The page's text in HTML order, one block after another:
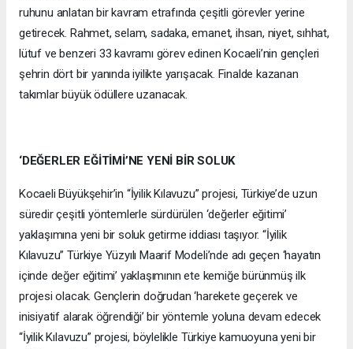
ruhunu anlatan bir kavram etrafında çeşitli görevler yerine
getirecek. Rahmet, selam, sadaka, emanet, ihsan, niyet, sıhhat,
lütuf ve benzeri 33 kavramı görev edinen Kocaeli’nin gençleri
şehrin dört bir yanında iyilikte yarışacak. Finalde kazanan
takımlar büyük ödüllere uzanacak.
‘DEĞERLER EĞİTİMİ’NE YENİ BİR SOLUK
Kocaeli Büyükşehir’in “İyilik Kılavuzu” projesi, Türkiye’de uzun
süredir çeşitli yöntemlerle sürdürülen ‘değerler eğitimi’
yaklaşımına yeni bir soluk getirme iddiası taşıyor. “İyilik
Kılavuzu” Türkiye Yüzyılı Maarif Modeli’nde adı geçen ‘hayatın
içinde değer eğitimi’ yaklaşımının ete kemiğe bürünmüş ilk
projesi olacak. Gençlerin doğrudan ‘harekete geçerek ve
inisiyatif alarak öğrendiği’ bir yöntemle yoluna devam edecek
“İyilik Kılavuzu” projesi, böylelikle Türkiye kamuoyuna yeni bir